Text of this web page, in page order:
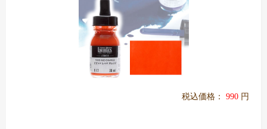
税込価格： 990 円